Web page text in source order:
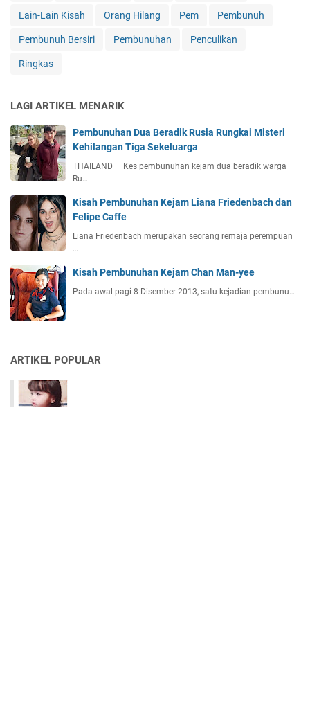
Lain-Lain Kisah Orang Hilang Pem Pembunuh
Pembunuh Bersiri Pembunuhan Penculikan
Ringkas
LAGI ARTIKEL MENARIK
Pembunuhan Dua Beradik Rusia Rungkai Misteri
Kehilangan Tiga Sekeluarga
THAILAND — Kes pembunuhan kejam dua beradik warga
Ru…
Kisah Pembunuhan Kejam Liana Friedenbach dan
Felipe Caffe
Liana Friedenbach merupakan seorang remaja perempuan
…
Kisah Pembunuhan Kejam Chan Man-yee
Pada awal pagi 8 Disember 2013, satu kejadian pembunu…
ARTIKEL POPULAR